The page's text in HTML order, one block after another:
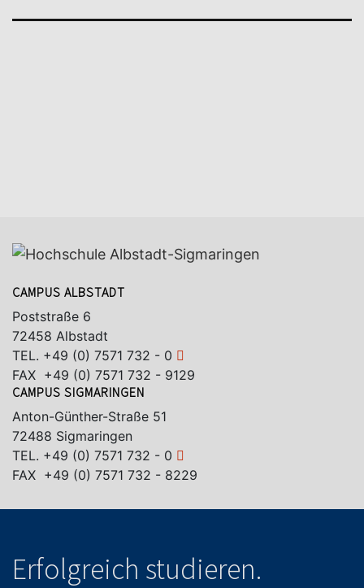
CAMPUS ALBSTADT
Poststraße 6
72458 Albstadt
TEL. +49 (0) 7571 732 - 0
FAX +49 (0) 7571 732 - 9129
CAMPUS SIGMARINGEN
Anton-Günther-Straße 51
72488 Sigmaringen
TEL. +49 (0) 7571 732 - 0
FAX +49 (0) 7571 732 - 8229
Erfolgreich studieren.